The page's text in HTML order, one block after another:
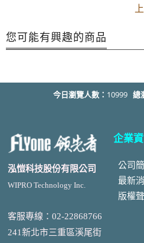
您可能有興趣的商品
今日瀏覽人數： 10999 總
泓愷科技股份有限公司
WIPRO Technology Inc.
客服專線：02-22868766
241新北市三重區溪尾街
企業
公司
最新
版權